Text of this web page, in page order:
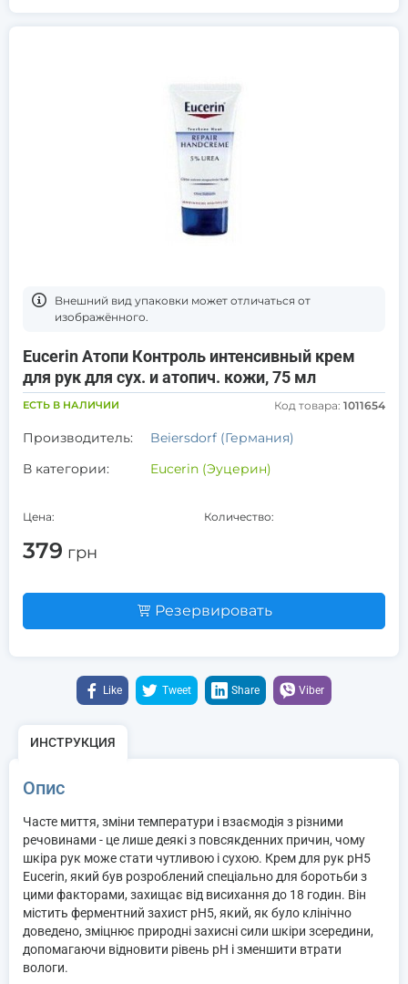
Bнешний вид упаковки может отличаться от
изображённого.
Eucerin Атопи Контроль интенсивный крем
для рук для сух. и атопич. кожи, 75 мл
ЕСТЬ В НАЛИЧИИ Код товара: 1011654
Производитель:
Beiersdorf (Германия)
В категории:
Eucerin (Эуцерин)
Цена:
379 грн
Количество:
Резервировать
Like Tweet Share Viber
ИНСТРУКЦИЯ
Опис
Часте миття, зміни температури і взаємодія з різними
речовинами - це лише деякі з повсякденних причин, чому
шкіра рук може стати чутливою і сухою. Крем для рук pH5
Eucerin, який був розроблений спеціально для боротьби з
цими факторами, захищає від висихання до 18 годин. Він
містить ферментний захист pH5, який, як було клінічно
доведено, зміцнює природні захисні сили шкіри зсередини,
допомагаючи відновити рівень рН і зменшити втрати
вологи.